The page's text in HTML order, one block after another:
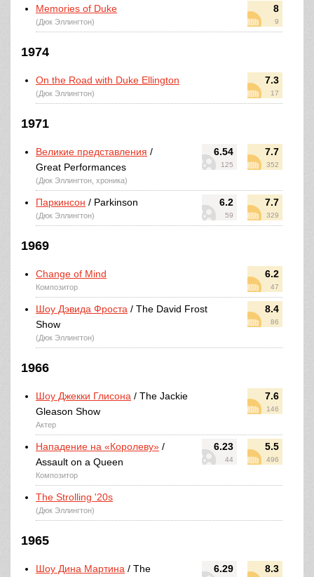
8
9
Memories of Duke
(Дюк Эллингтон)
1974
7.3
17
On the Road with Duke Ellington
(Дюк Эллингтон)
1971
6.54
125
7.7
352
Великие представления /
Great Performances
(Дюк Эллингтон, хроника)
6.2
59
7.7
329
Паркинсон / Parkinson
(Дюк Эллингтон)
1969
6.2
47
Change of Mind
Композитор
8.4
86
Шоу Дэвида Фроста / The David Frost
Show
(Дюк Эллингтон)
1966
7.6
146
Шоу Джекки Глисона / The Jackie
Gleason Show
Актер
6.23
44
5.5
496
Нападение на «Королеву» /
Assault on a Queen
Композитор
The Strolling '20s
(Дюк Эллингтон)
1965
6.29 8.3
Шоу Дина Мартина / The